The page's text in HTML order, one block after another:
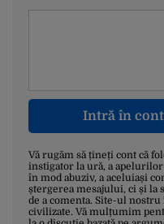
Intră în
Vă rugăm să țineți cont că
instigator la ură, a
în mod abuziv, a aceluiași
ștergerea mesajului, ci și la
de a comenta. Site-ul
civilizate. Vă mulțumim